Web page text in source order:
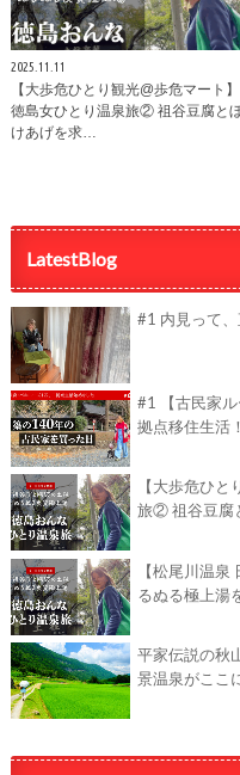
2025.11.11
【大歩危ひとり観光@歩危マート】
徳島女ひとり温泉旅② 祖谷豆腐と
けあげを求…
LatestBlog
#1 内見って
#1 【古民家
拠点移住生活！
【大歩危ひ
旅② 祖谷豆腐
【松尾川温
るぬる極上湯
平家伝説の秋
景温泉がここ